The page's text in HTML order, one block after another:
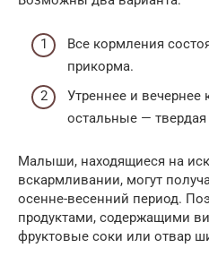
Все кормления
прикорма.
Утреннее и вечернее
остальные —
Малыши, находящиеся на
вскармливании, могут
осенне-весенний период.
продуктами, содержащими
фруктовые соки или отвар